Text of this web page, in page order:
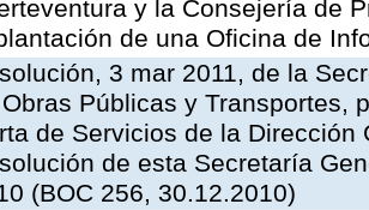
y la Consejería de
de una Oficina de
3 mar 2011, de la
Públicas y Transportes,
de Servicios de la
de esta Secretaría
(BOC 256, 30.12.2010)